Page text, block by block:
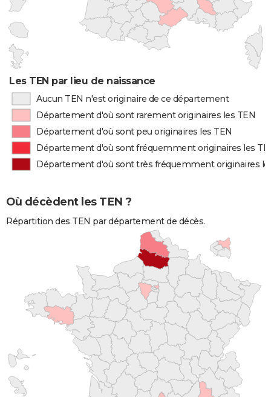
Les TEN par lieu de naissance
Aucun TEN n'est originaire de ce département
Département d'où sont rarement originaires les TEN
Département d'où sont peu originaires les TEN
Département d'où sont fréquemment originaires les
Département d'où sont très fréquemment originaires
Où décèdent les TEN ?
Répartition des TEN par département de décès.